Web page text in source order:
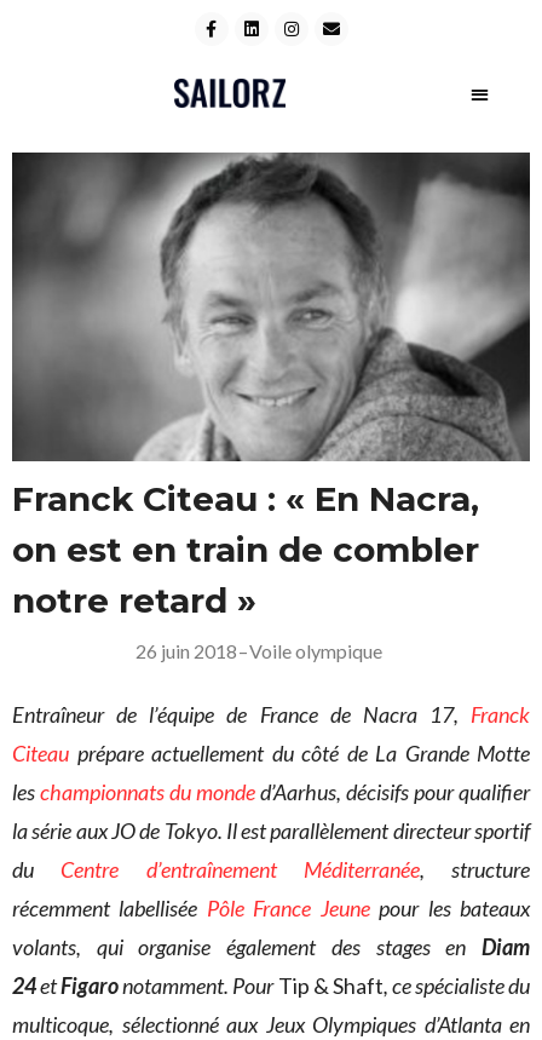
Franck Citeau : « En Nacra,
on est en train de combler
notre retard »
26 juin 2018–Voile olympique
Entraîneur de l’équipe de France de Nacra 17, Franck
Citeau prépare actuellement du côté de La Grande Motte
leschampionnats du monded’Aarhus, décisifs pour qualifier
la série aux JO de Tokyo. Il est parallèlement directeur sportif
du Centre d’entraînement Méditerranée, structure
récemment labellisée Pôle France Jeunepour les bateaux
volants, qui organise également des stages en Diam
24etFigaronotamment. PourTip & Shaft, ce spécialiste du
multicoque, sélectionné aux Jeux Olympiques d’Atlanta en